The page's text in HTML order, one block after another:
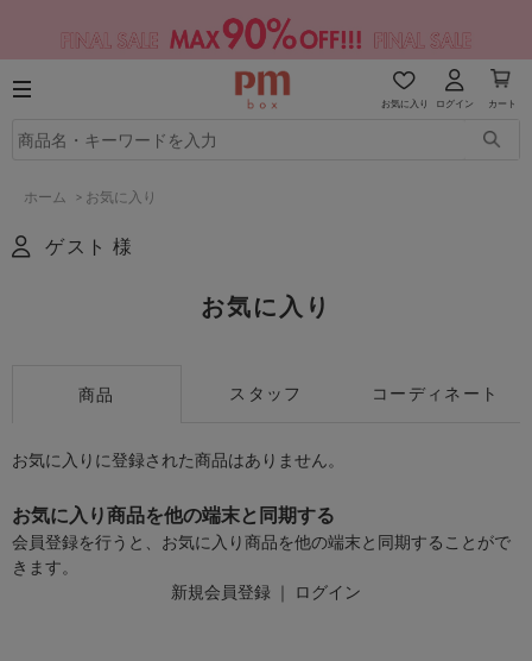
お気に入り ログイン カート
ホーム > お気に入り
ゲスト 様
お気に入り
商品 スタッフ コーディネート
お気に入りに登録された商品はありません。
お気に入り商品を他の端末と同期する
会員登録を行うと、お気に入り商品を他の端末と同期することがで
きます。
新規会員登録 ｜ ログイン